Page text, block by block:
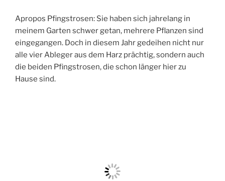
Apropos Pfingstrosen: Sie haben sich jahrelang in
meinem Garten schwer getan, mehrere Pflanzen sind
eingegangen. Doch in diesem Jahr gedeihen nicht nur
alle vier Ableger aus dem Harz prächtig, sondern auch
die beiden Pfingstrosen, die schon länger hier zu
Hause sind.